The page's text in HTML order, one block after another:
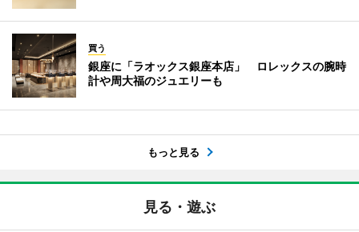
買う
銀座に「ラオックス銀座本店」 ロレックスの腕時
計や周大福のジュエリーも
もっと見る
見る・遊ぶ